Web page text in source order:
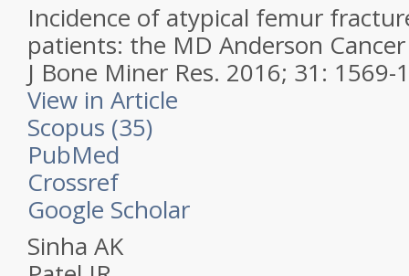
Incidence of atypical femur
patients: the MD Anderson
J Bone Miner Res. 2016; 31: 1569-
View in Article
Scopus (35)
PubMed
Crossref
Google Scholar
Sinha AK